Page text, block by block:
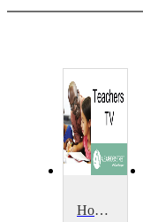
How Do They Do It In Germany?